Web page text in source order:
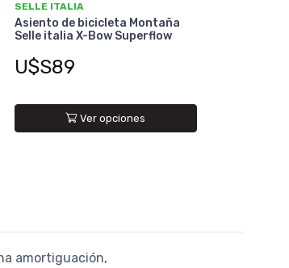
SELLE ITALIA
Asiento de bicicleta Montaña
Selle italia X-Bow Superflow
U$S89
Ver opciones
amortiguación,